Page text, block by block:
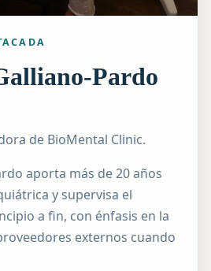
Pardo
de BioMental Clinic.
aporta más de 20 años
y supervisa el
a fin, con énfasis en la
externos cuando